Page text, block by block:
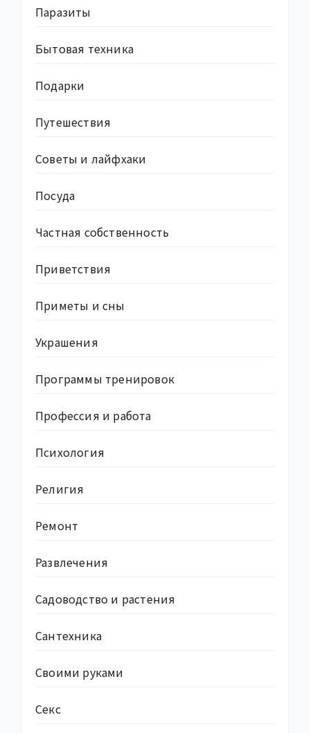
Паразиты
Бытовая техника
Подарки
Путешествия
Советы и лайфхаки
Посуда
Частная собственность
Приветствия
Приметы и сны
Украшения
Программы тренировок
Профессия и работа
Психология
Религия
Ремонт
Развлечения
Садоводство и растения
Сантехника
Своими руками
Секс